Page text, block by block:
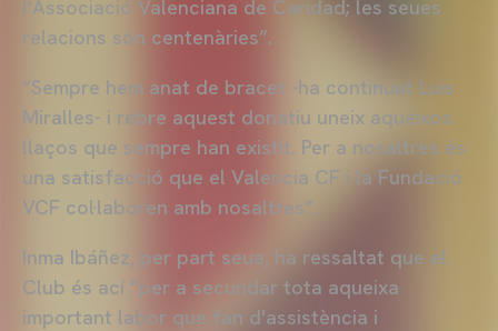
l'Associació Valenciana de Caridad; les seues
relacions són centenàries”.
“Sempre hem anat de bracet -ha continuat Luis
Miralles- i rebre aquest donatiu uneix aqueixos
llaços que sempre han existit. Per a nosaltres és
una satisfacció que el Valencia CF i la Fundació
VCF col·laboren amb nosaltres”.
Inma Ibáñez, per part seua, ha ressaltat que el
Club és ací “per a secundar tota aqueixa
important labor que fan d'assistència i